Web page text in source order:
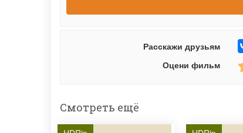
Расскажи друзьям
Оцени фильм
Смотреть ещё